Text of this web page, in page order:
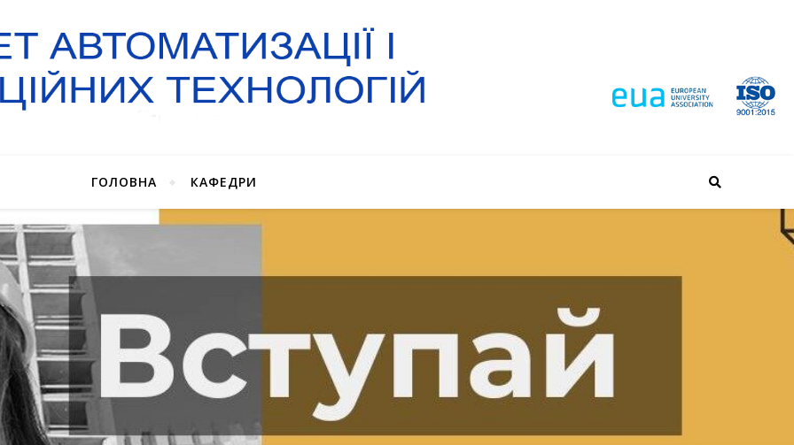
ГОЛОВНА КАФЕДРИ